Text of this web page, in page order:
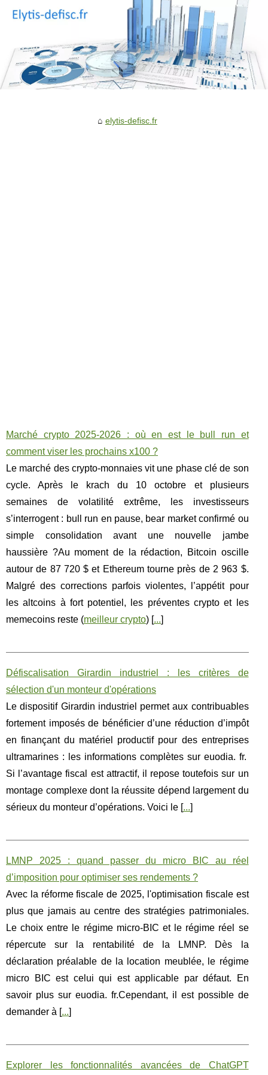
elytis-defisc.fr
Marché crypto 2025‑2026 : où en est le bull run et
comment viser les prochains x100 ?
Le marché des crypto-monnaies vit une phase clé de son
cycle. Après le krach du 10 octobre et plusieurs
semaines de volatilité extrême, les investisseurs
s’interrogent : bull run en pause, bear market confirmé ou
simple consolidation avant une nouvelle jambe
haussière ?Au moment de la rédaction, Bitcoin oscille
autour de 87 720 $ et Ethereum tourne près de 2 963 $.
Malgré des corrections parfois violentes, l’appétit pour
les altcoins à fort potentiel, les préventes crypto et les
memecoins reste (meilleur crypto) [...]
Défiscalisation Girardin industriel : les critères de
sélection d'un monteur d'opérations
Le dispositif Girardin industriel permet aux contribuables
fortement imposés de bénéficier d’une réduction d’impôt
en finançant du matériel productif pour des entreprises
ultramarines : les informations complètes sur euodia. fr.
Si l’avantage fiscal est attractif, il repose toutefois sur un
montage complexe dont la réussite dépend largement du
sérieux du monteur d’opérations. Voici le [...]
LMNP 2025 : quand passer du micro BIC au réel
d’imposition pour optimiser ses rendements ?
Avec la réforme fiscale de 2025, l'optimisation fiscale est
plus que jamais au centre des stratégies patrimoniales.
Le choix entre le régime micro-BIC et le régime réel se
répercute sur la rentabilité de la LMNP. Dès la
déclaration préalable de la location meublée, le régime
micro BIC est celui qui est applicable par défaut. En
savoir plus sur euodia. fr.Cependant, il est possible de
demander à [...]
Explorer les fonctionnalités avancées de ChatGPT